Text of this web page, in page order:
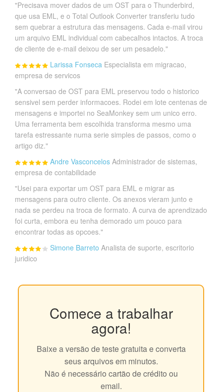
"Precisava mover dados de um OST para o Thunderbird,
que usa EML, e o Total Outlook Converter transferiu tudo
sem quebrar a estrutura das mensagens. Cada e-mail virou
um arquivo EML individual com cabecalhos intactos. A troca
de cliente de e-mail deixou de ser um pesadelo."
Larissa Fonseca Especialista em migracao,
empresa de servicos
"A conversao de OST para EML preservou todo o historico
sensivel sem perder informacoes. Rodei em lote centenas de
mensagens e importei no SeaMonkey sem um unico erro.
Uma ferramenta bem escolhida transforma mesmo uma
tarefa estressante numa serie simples de passos, como o
artigo diz."
Andre Vasconcelos Administrador de sistemas,
empresa de contabilidade
"Usei para exportar um OST para EML e migrar as
mensagens para outro cliente. Os anexos vieram junto e
nada se perdeu na troca de formato. A curva de aprendizado
foi curta, embora eu tenha demorado um pouco para
encontrar todas as opcoes."
Simone Barreto Analista de suporte, escritorio
juridico
Comece a trabalhar
agora!
Baixe a versão de teste gratuita e converta
seus arquivos em minutos.
Não é necessário cartão de crédito ou
email.